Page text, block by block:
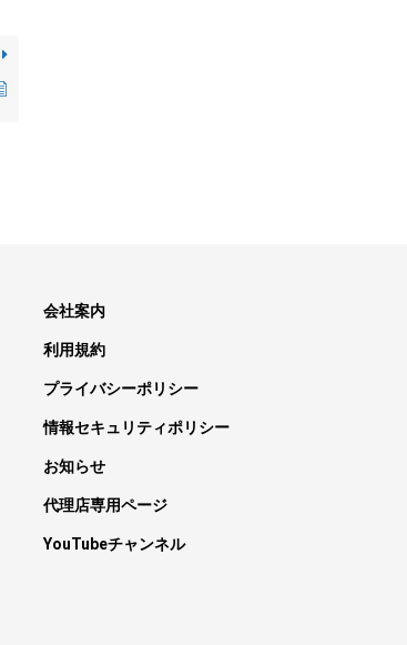
会社案内
利用規約
プライバシーポリシー
情報セキュリティポリシー
お知らせ
代理店専用ページ
YouTubeチャンネル